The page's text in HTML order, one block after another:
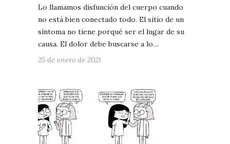
Lo llamamos disfunción del cuerpo cuando
no está bien conectado todo. El sitio de un
síntoma no tiene porqué ser el lugar de su
causa. El dolor debe buscarse a lo…
25 de enero de 2021